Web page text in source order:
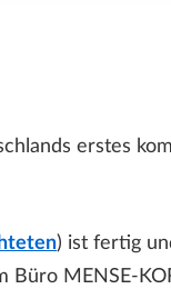
erstes
) ist fertig
MENSE-